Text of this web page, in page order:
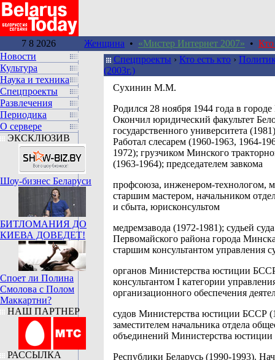
7 8 2026 Женщина • «Мистер Интернет 2007» • Кто
Новости
Культура
Наука и техника
Спецпроекты
Развлечения
Периодика
О сервере
ЭКСКЛЮЗИВ
Шоу-бизнес Беларуси
БИТЛОМАНИЯ ДО
КИЕВА ДОВЕДЕТ!
Споет ли Полина
Смолова с Полом
Маккартни?
НАШ ПАРТНЕР
РАССЫЛКА
Спецпроекты › Кто есть кто ›
(2003г.)
Сухинин М.М.
Родился 28 ноября 1944 года в
Окончил юридический факультет
государственного университета
Работал слесарем (1960-1963, 1964-
1972); грузчиком Минского
(1963-1964); председателем завкома
профсоюза, инженером-технологом,
старшим мастером, начальником
и сбыта, юрисконсультом
медремзавода (1972-1981); судьей суда
Первомайского района города
старшим консультантом управления
органов Министерства юстиции
консультантом I категории
организационного обеспечения
судов Министерства юстиции БССР
заместителем начальника отдела
объединений Министерства юстиции
Республики Беларусь (1990-1993).